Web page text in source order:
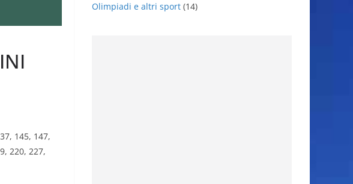
145, 147,
220, 227,
Olimpiadi e altri sport (14)